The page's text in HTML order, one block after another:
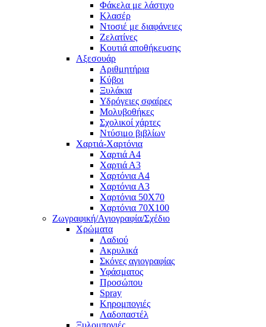
Φάκελα με λάστιχο
Κλασέρ
Ντοσιέ με διαφάνειες
Ζελατίνες
Κουτιά αποθήκευσης
Αξεσουάρ
Αριθμητήρια
Κύβοι
Ξυλάκια
Υδρόγειες σφαίρες
Μολυβοθήκες
Σχολικοί χάρτες
Ντύσιμο βιβλίων
Χαρτιά-Χαρτόνια
Χαρτιά Α4
Χαρτιά Α3
Χαρτόνια Α4
Χαρτόνια Α3
Χαρτόνια 50Χ70
Χαρτόνια 70Χ100
Ζωγραφική/Αγιογραφία/Σχέδιο
Χρώματα
Λαδιού
Ακρυλικά
Σκόνες αγιογραφίας
Υφάσματος
Προσώπου
Spray
Κηρομπογιές
Λαδοπαστέλ